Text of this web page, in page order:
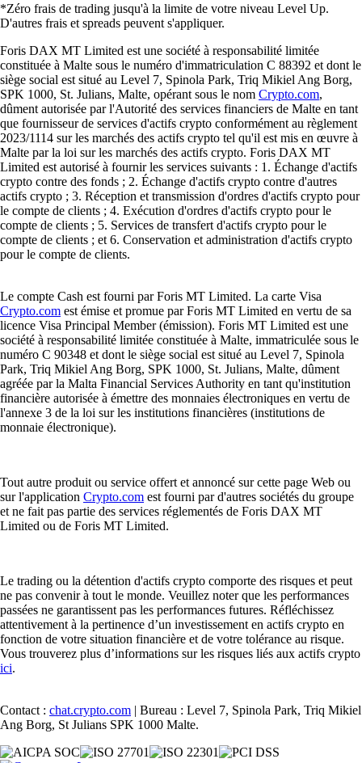
*Zéro frais de trading jusqu'à la limite de votre niveau Level Up.
D'autres frais et spreads peuvent s'appliquer.
Foris DAX MT Limited est une société à responsabilité limitée
constituée à Malte sous le numéro d'immatriculation C 88392 et dont le
siège social est situé au Level 7, Spinola Park, Triq Mikiel Ang Borg,
SPK 1000, St. Julians, Malte, opérant sous le nom Crypto.com,
dûment autorisée par l'Autorité des services financiers de Malte en tant
que fournisseur de services d'actifs crypto conformément au règlement
2023/1114 sur les marchés des actifs crypto tel qu'il est mis en œuvre à
Malte par la loi sur les marchés des actifs crypto. Foris DAX MT
Limited est autorisé à fournir les services suivants : 1. Échange d'actifs
crypto contre des fonds ; 2. Échange d'actifs crypto contre d'autres
actifs crypto ; 3. Réception et transmission d'ordres d'actifs crypto pour
le compte de clients ; 4. Exécution d'ordres d'actifs crypto pour le
compte de clients ; 5. Services de transfert d'actifs crypto pour le
compte de clients ; et 6. Conservation et administration d'actifs crypto
pour le compte de clients.
Le compte Cash est fourni par Foris MT Limited. La carte Visa
Crypto.com est émise et promue par Foris MT Limited en vertu de sa
licence Visa Principal Member (émission). Foris MT Limited est une
société à responsabilité limitée constituée à Malte, immatriculée sous le
numéro C 90348 et dont le siège social est situé au Level 7, Spinola
Park, Triq Mikiel Ang Borg, SPK 1000, St. Julians, Malte, dûment
agréée par la Malta Financial Services Authority en tant qu'institution
financière autorisée à émettre des monnaies électroniques en vertu de
l'annexe 3 de la loi sur les institutions financières (institutions de
monnaie électronique).
Tout autre produit ou service offert et annoncé sur cette page Web ou
sur l'application Crypto.com est fourni par d'autres sociétés du groupe
et ne fait pas partie des services réglementés de Foris DAX MT
Limited ou de Foris MT Limited.
Le trading ou la détention d'actifs crypto comporte des risques et peut
ne pas convenir à tout le monde. Veuillez noter que les performances
passées ne garantissent pas les performances futures. Réfléchissez
attentivement à la pertinence d’un investissement en actifs crypto en
fonction de votre situation financière et de votre tolérance au risque.
Vous trouverez plus d’informations sur les risques liés aux actifs crypto
ici.
Contact : chat.crypto.com | Bureau : Level 7, Spinola Park, Triq Mikiel
Ang Borg, St Julians SPK 1000 Malte.